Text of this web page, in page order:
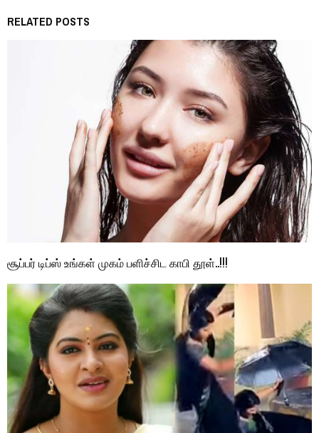
RELATED POSTS
சூப்பர் டிப்ஸ் உங்கள் முகம் பளிச்சிட காபி தூள்..!!!